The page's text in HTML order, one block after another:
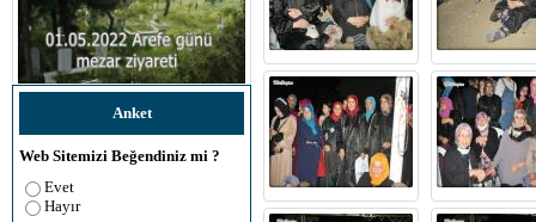
Anket
Web Sitemizi Beğendiniz mi ?
Evet
Hayır